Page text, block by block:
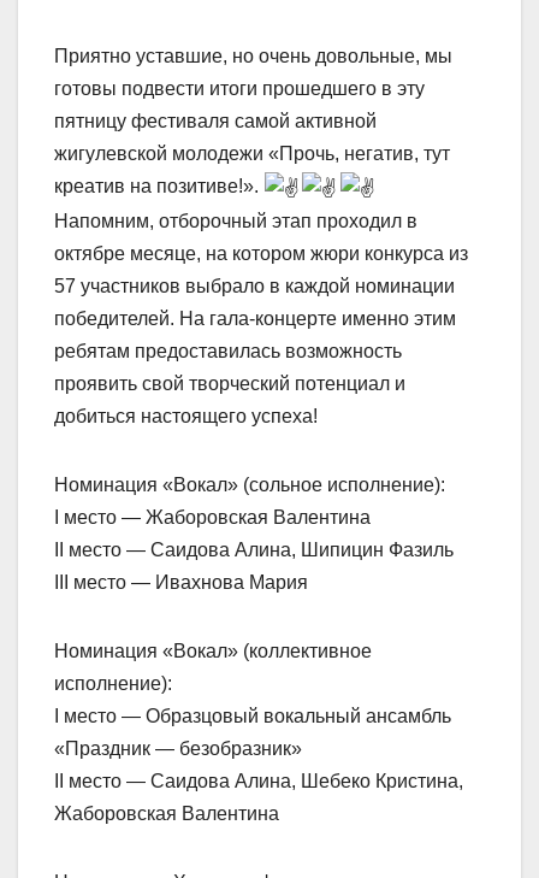
Приятно уставшие, но очень довольные, мы
готовы подвести итоги прошедшего в эту
пятницу фестиваля самой активной
жигулевской молодежи «Прочь, негатив, тут
креатив на позитиве!».
Напомним, отборочный этап проходил в
октябре месяце, на котором жюри конкурса из
57 участников выбрало в каждой номинации
победителей. На гала-концерте именно этим
ребятам предоставилась возможность
проявить свой творческий потенциал и
добиться настоящего успеха!
Номинация «Вокал» (сольное исполнение):
I место — Жаборовская Валентина
II место — Саидова Алина, Шипицин Фазиль
III место — Ивахнова Мария
Номинация «Вокал» (коллективное
исполнение):
I место — Образцовый вокальный ансамбль
«Праздник — безобразник»
II место — Саидова Алина, Шебеко Кристина,
Жаборовская Валентина